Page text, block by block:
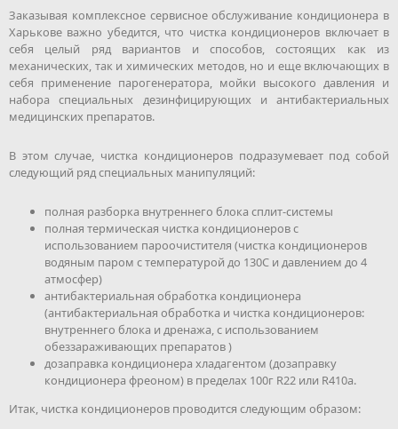
Заказывая комплексное сервисное обслуживание кондиционера в
Харькове важно убедится, что чистка кондиционеров включает в
себя целый ряд вариантов и способов, состоящих как из
механических, так и химических методов, но и еще включающих в
себя применение парогенератора, мойки высокого давления и
набора специальных дезинфицирующих и антибактериальных
медицинских препаратов.
В этом случае, чистка кондиционеров подразумевает под собой
следующий ряд специальных манипуляций:
полная разборка внутреннего блока сплит-системы
полная термическая чистка кондиционеров с
использованием пароочистителя (чистка кондиционеров
водяным паром с температурой до 130С и давлением до 4
атмосфер)
антибактериальная обработка кондиционера
(антибактериальная обработка и чистка кондиционеров:
внутреннего блока и дренажа, с использованием
обеззараживающих препаратов )
дозаправка кондиционера хладагентом (дозаправку
кондиционера фреоном) в пределах 100г R22 или R410a.
Итак, чистка кондиционеров проводится следующим образом: